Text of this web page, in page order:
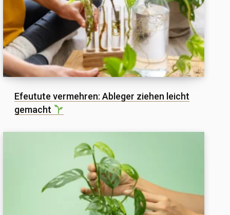
Efeutute vermehren: Ableger ziehen leicht
gemacht